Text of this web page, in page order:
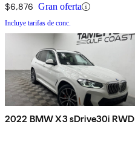
$6,876 Gran oferta
Incluye tarifas de conc.
2022 BMW X3 sDrive30i RWD